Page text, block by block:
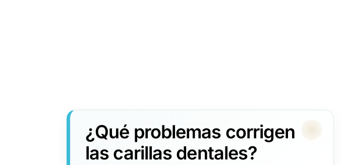
¿Qué problemas corrigen
las carillas dentales?